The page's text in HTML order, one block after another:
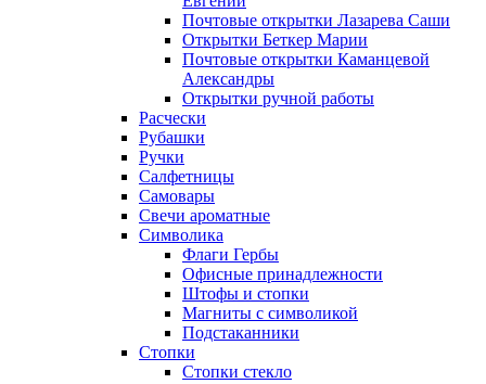
Почтовые открытки Лазарева Саши
Открытки Беткер Марии
Почтовые открытки Каманцевой
Александры
Открытки ручной работы
Расчески
Рубашки
Ручки
Салфетницы
Самовары
Свечи ароматные
Символика
Флаги Гербы
Офисные принадлежности
Штофы и стопки
Магниты с символикой
Подстаканники
Стопки
Стопки стекло